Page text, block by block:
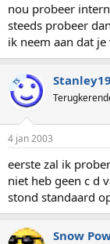
nou probeer
steeds probeer
ik neem aan dat
TS Stanley19
4 jan 2003
eerste zal ik
niet heb geen c d
stond standaard
Snow